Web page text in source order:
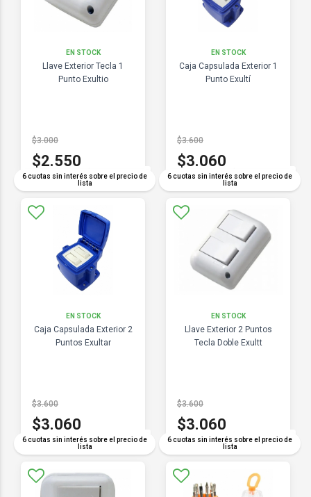
EN STOCK
Llave Exterior Tecla 1
Punto Exultio
6 cuotas sin interés sobre el precio de
lista
$3.000
$2.550
COMPARAR
EN STOCK
Caja Capsulada Exterior 1
Punto Exultí
6 cuotas sin interés sobre el precio de
lista
$3.600
$3.060
COMPARAR
EN STOCK
Caja Capsulada Exterior 2
Puntos Exultar
6 cuotas sin interés sobre el precio de
lista
$3.600
$3.060
COMPARAR
EN STOCK
Llave Exterior 2 Puntos
Tecla Doble Exultt
6 cuotas sin interés sobre el precio de
lista
$3.600
$3.060
COMPARAR